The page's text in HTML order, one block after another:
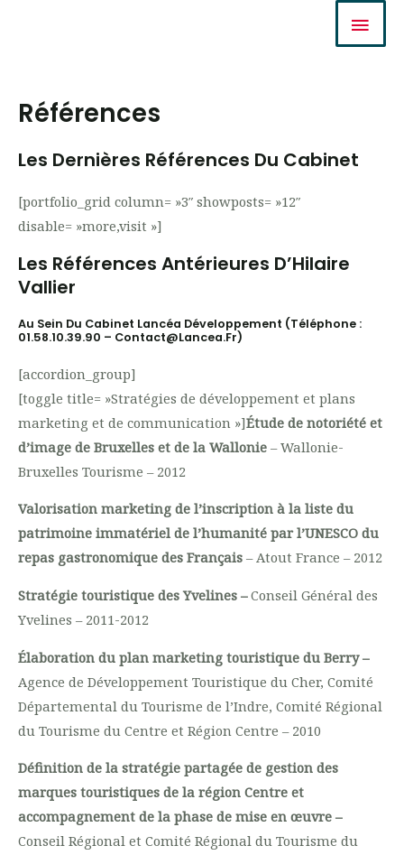
Références
Les Dernières Références Du Cabinet
[portfolio_grid column= »3″ showposts= »12″
disable= »more,visit »]
Les Références Antérieures D’Hilaire
Vallier
Au Sein Du Cabinet Lancéa Développement (téléphone :
01.58.10.39.90 – Contact@lancea.fr)
[accordion_group]
[toggle title= »Stratégies de développement et plans
marketing et de communication »]Étude de notoriété et
d’image de Bruxelles et de la Wallonie – Wallonie-
Bruxelles Tourisme – 2012
Valorisation marketing de l’inscription à la liste du
patrimoine immatériel de l’humanité par l’UNESCO du
repas gastronomique des Français – Atout France – 2012
Stratégie touristique des Yvelines –Conseil Général des
Yvelines – 2011-2012
Élaboration du plan marketing touristique du Berry –
Agence de Développement Touristique du Cher, Comité
Départemental du Tourisme de l’Indre, Comité Régional
du Tourisme du Centre et Région Centre – 2010
Définition de la stratégie partagée de gestion des
marques touristiques de la région Centre et
accompagnement de la phase de mise en œuvre –
Conseil Régional et Comité Régional du Tourisme du